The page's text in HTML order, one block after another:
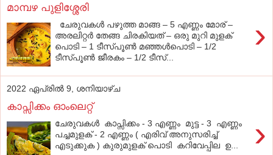
മാമ്പഴ പുളിശ്ശേരി
›
ചേരുവകൾ പഴുത്ത മാങ്ങ – 5 എണ്ണം മോര് –
അരലിറ്റർ തേങ്ങ ചിരകിയത് – ഒരു മുറി മുളക്
പൊടി – 1 ടീസ്പൂൺ മഞ്ഞൾപൊടി – 1/2
ടീസ്പൂൺ ജീരകം – 1/2 ടീസ്...
2022 ഏപ്രിൽ 9, ശനിയാഴ്‌ച
കാപ്സിക്കം ഓംലെറ്റ്
›
ചേരുവകൾ കാപ്സിക്കം - 3 എണ്ണം മുട്ട - 3 എണ്ണം
പച്ചമുളക് - 2 എണ്ണം ( എരിവ് അനുസരിച്ച്
എടുക്കുക ) കുരുമുളക് പൊടി കറിവേപ്പില ഉ...